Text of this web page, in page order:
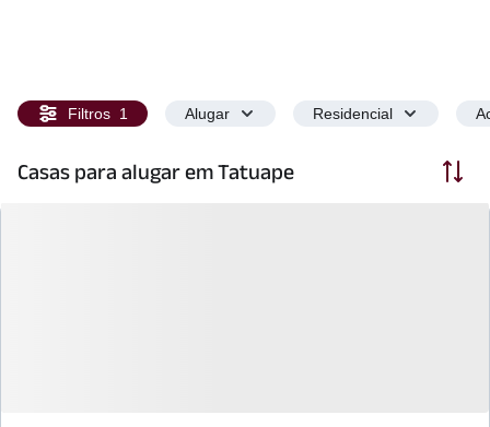
Filtros 1 Alugar Residencial
Casas para alugar em Tatuape Ordenar